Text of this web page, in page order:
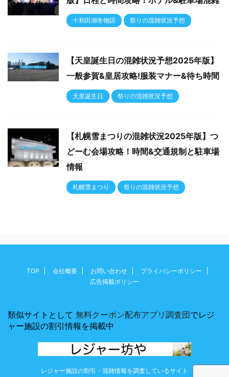
十和田湖冬物語 祭りの混雑状況予想
【天皇誕生日の混雑状況予想2025年版】
一般参賀&皇居攻略!服装マナー&待ち時間
天皇誕生日 祭りの混雑状況予想
【札幌雪まつりの混雑状況2025年版】つ
どーむ会場攻略！時間&交通規制と駐車場
情報
札幌雪まつり 祭りの混雑状況予想
TOP 会社概要 お問い合わせ
プライバシーポリシー
広告掲載ポリシー
類似サイトとして 無料クーポン配布アプリ調査団でレジ
ャー施設の割引情報を掲載中
レジャー施設の割引・混雑情報を調査しているサイト